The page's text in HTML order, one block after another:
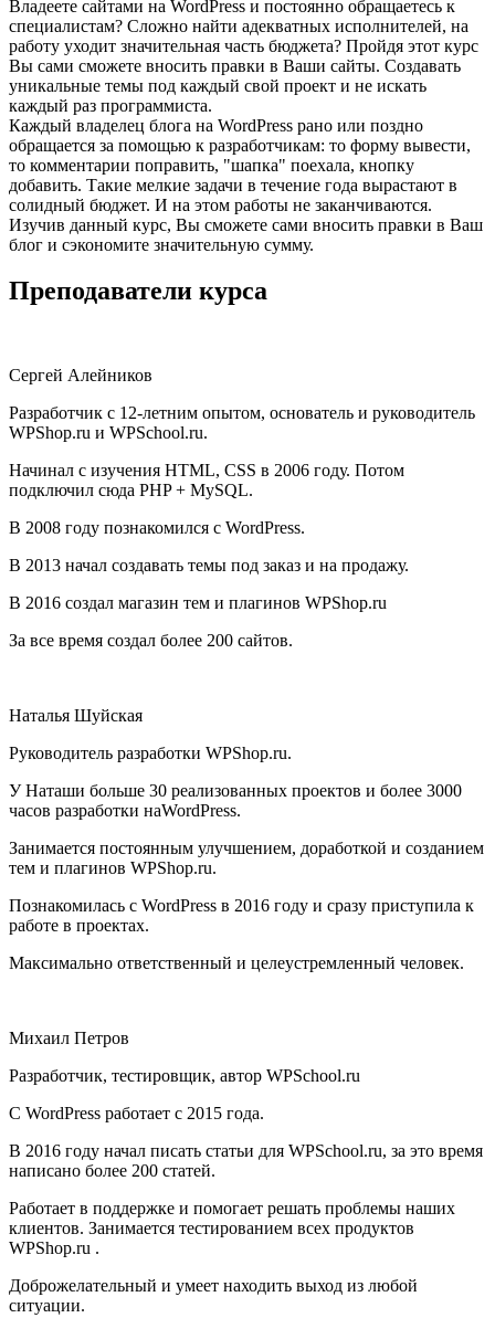
Владеете сайтами на WordPress и постоянно обращаетесь к
специалистам? Сложно найти адекватных исполнителей, на
работу уходит значительная часть бюджета? Пройдя этот курс
Вы сами сможете вносить правки в Ваши сайты. Создавать
уникальные темы под каждый свой проект и не искать
каждый раз программиста.
Каждый владелец блога на WordPress рано или поздно
обращается за помощью к разработчикам: то форму вывести,
то комментарии поправить, "шапка" поехала, кнопку
добавить. Такие мелкие задачи в течение года вырастают в
солидный бюджет. И на этом работы не заканчиваются.
Изучив данный курс, Вы сможете сами вносить правки в Ваш
блог и сэкономите значительную сумму.
Преподаватели курса
Сергей Алейников
Разработчик с 12-летним опытом, основатель и руководитель
WPShop.ru и WPSchool.ru.
Начинал с изучения HTML, CSS в 2006 году. Потом
подключил сюда PHP + MySQL.
В 2008 году познакомился с WordPress.
В 2013 начал создавать темы под заказ и на продажу.
В 2016 создал магазин тем и плагинов WPShop.ru
За все время создал более 200 сайтов.
Наталья Шуйская
Руководитель разработки WPShop.ru.
У Наташи больше 30 реализованных проектов и более 3000
часов разработки наWordPress.
Занимается постоянным улучшением, доработкой и созданием
тем и плагинов WPShop.ru.
Познакомилась с WordPress в 2016 году и сразу приступила к
работе в проектах.
Максимально ответственный и целеустремленный человек.
Михаил Петров
Разработчик, тестировщик, автор WPSchool.ru
С WordPress работает с 2015 года.
В 2016 году начал писать статьи для WPSchool.ru, за это время
написано более 200 статей.
Работает в поддержке и помогает решать проблемы наших
клиентов. Занимается тестированием всех продуктов
WPShop.ru .
Доброжелательный и умеет находить выход из любой
ситуации.